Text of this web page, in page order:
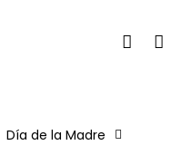
account
Día de la Madre